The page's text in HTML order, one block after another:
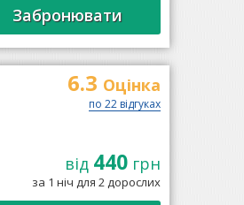
Забронювати
6.3 Оцінка
по 22 відгуках
від 440грн
за 1 ніч для 2 дорослих